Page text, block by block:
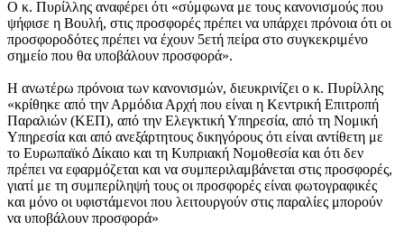
Ο κ. Πυρίλλης αναφέρει ότι «σύμφωνα με τους κανονισμούς που
ψήφισε η Βουλή, στις προσφορές πρέπει να υπάρχει πρόνοια ότι οι
προσφοροδότες πρέπει να έχουν 5ετή πείρα στο συγκεκριμένο
σημείο που θα υποβάλουν προσφορά».
Η ανωτέρω πρόνοια των κανονισμών, διευκρινίζει ο κ. Πυρίλλης
«κρίθηκε από την Αρμόδια Αρχή που είναι η Κεντρική Επιτροπή
Παραλιών (ΚΕΠ), από την Ελεγκτική Υπηρεσία, από τη Νομική
Υπηρεσία και από ανεξάρτητους δικηγόρους ότι είναι αντίθετη με
το Ευρωπαϊκό Δίκαιο και τη Κυπριακή Νομοθεσία και ότι δεν
πρέπει να εφαρμόζεται και να συμπεριλαμβάνεται στις προσφορές,
γιατί με τη συμπερίληψή τους οι προσφορές είναι φωτογραφικές
και μόνο οι υφιστάμενοι που λειτουργούν στις παραλίες μπορούν
να υποβάλουν προσφορά»